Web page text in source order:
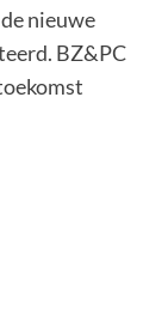
nieuwe
BZ&PC